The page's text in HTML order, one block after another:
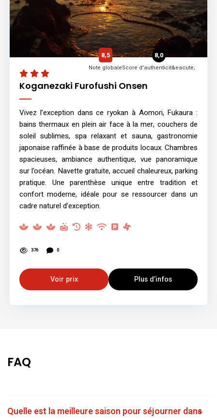
Koganezaki Furofushi Onsen
8,5
Note globale
8,0
Score d'authenticit&eacute;
Vivez l’exception dans ce ryokan à Aomori, Fukaura :
bains thermaux en plein air face à la mer, couchers de
soleil sublimes, spa relaxant et sauna, gastronomie
japonaise raffinée à base de produits locaux. Chambres
spacieuses, ambiance authentique, vue panoramique
sur l’océan. Navette gratuite, accueil chaleureux, parking
pratique. Une parenthèse unique entre tradition et
confort moderne, idéale pour se ressourcer dans un
cadre naturel d’exception.
376 0
Voir prix Plus d’infos
FAQ
Quelle est la meilleure saison pour séjourner dans